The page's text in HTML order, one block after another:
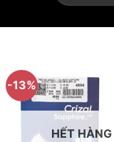
-13%
HẾT HÀNG